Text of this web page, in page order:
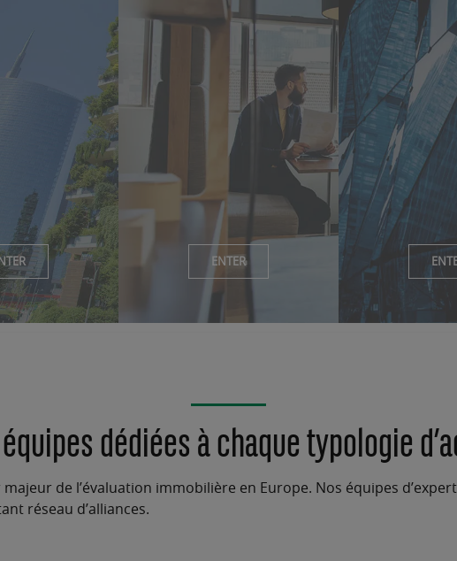
ENTER
dédiées à chaque typologie
de l’évaluation immobilière en Europe. Nos équipes
réseau d’alliances.